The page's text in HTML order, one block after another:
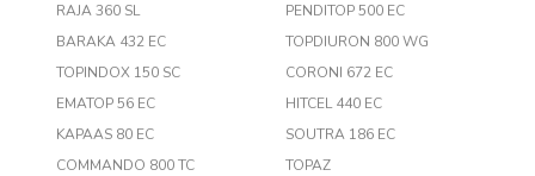
RAJA 360 SL
BARAKA 432 EC
TOPINDOX 150 SC
EMATOP 56 EC
KAPAAS 80 EC
COMMANDO 800 TC
PENDITOP 500 EC
TOPDIURON 800 WG
CORONI 672 EC
HITCEL 440 EC
SOUTRA 186 EC
TOPAZ